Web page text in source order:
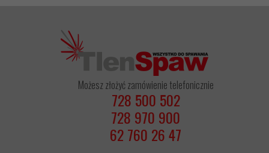
Możesz złożyć zamówienie telefonicznie
728 500 502
728 970 900
62 760 26 47